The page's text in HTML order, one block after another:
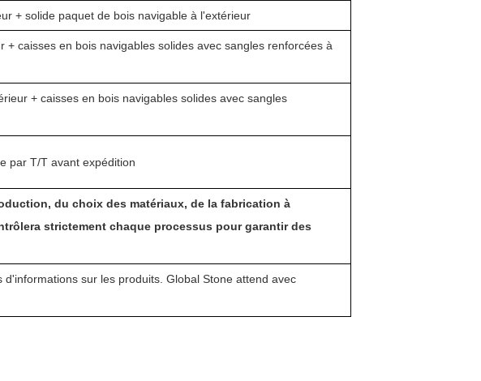
+ solide paquet de bois navigable à l'extérieur
+ caisses en bois navigables solides avec sangles renforcées à
+ caisses en bois navigables solides avec sangles
par T/T avant expédition
du choix des matériaux, de la fabrication à
strictement chaque processus pour garantir des
sur les produits. Global Stone attend avec